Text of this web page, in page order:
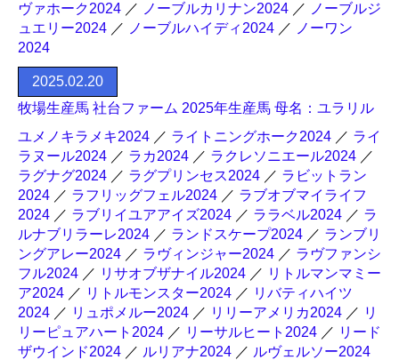
ヴァホーク2024 ／ ノーブルカリナン2024 ／ ノーブルジ
ュエリー2024 ／ ノーブルハイディ2024 ／ ノーワン
2024
2025.02.20
牧場生産馬 社台ファーム 2025年生産馬 母名：ユラリル
ユメノキラメキ2024 ／ ライトニングホーク2024 ／ ライ
ラヌール2024 ／ ラカ2024 ／ ラクレソニエール2024 ／
ラグナグ2024 ／ ラグプリンセス2024 ／ ラビットラン
2024 ／ ラフリッグフェル2024 ／ ラブオブマイライフ
2024 ／ ラブリイユアアイズ2024 ／ ララベル2024 ／ ラ
ルナブリラーレ2024 ／ ランドスケープ2024 ／ ランブリ
ングアレー2024 ／ ラヴィンジャー2024 ／ ラヴファンシ
フル2024 ／ リサオブザナイル2024 ／ リトルマンマミー
ア2024 ／ リトルモンスター2024 ／ リバティハイツ
2024 ／ リュポメルー2024 ／ リリーアメリカ2024 ／ リ
リーピュアハート2024 ／ リーサルヒート2024 ／ リード
ザウインド2024 ／ ルリアナ2024 ／ ルヴェルソー2024